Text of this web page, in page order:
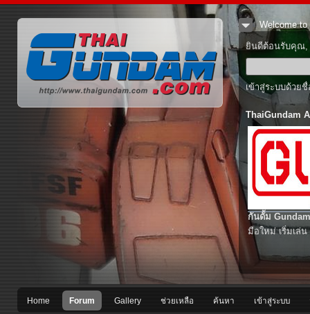
Welcome to
ยินดีต้อนรับคุณ,
เข้าสู่ระบบด้วย
ThaiGundam
กันดั้ม
มือใหม่ เริ่มเล่น
Home Forum Gallery ช่วยเหลือ ค้นหา เข้าสู่ระบบ